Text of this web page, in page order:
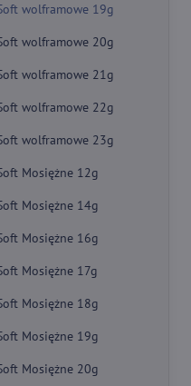
wolframowe 19g
wolframowe 20g
wolframowe 21g
wolframowe 22g
wolframowe 23g
Mosiężne 12g
Mosiężne 14g
Mosiężne 16g
Mosiężne 17g
Mosiężne 18g
Mosiężne 19g
Mosiężne 20g